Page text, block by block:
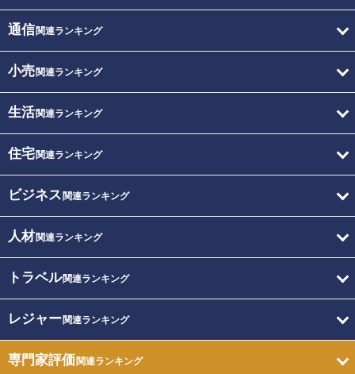
通信関連ランキング
小売関連ランキング
生活関連ランキング
住宅関連ランキング
ビジネス 関連ランキング
人材関連ランキング
トラベル関連ランキング
レジャー関連ランキング
専門家評価関連ランキング